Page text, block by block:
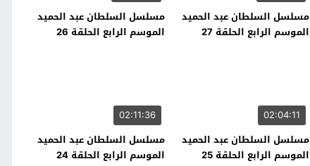
مسلسل السلطان عبد الحميد
الموسم الرابع الحلقة 27
مسلسل السلطان عبد الحميد
الموسم الرابع الحلقة 26
02:04:11
مسلسل السلطان عبد الحميد
الموسم الرابع الحلقة 25
02:11:36
مسلسل السلطان عبد الحميد
الموسم الرابع الحلقة 24